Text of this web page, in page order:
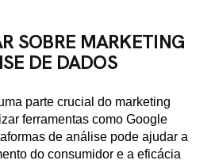
SOBRE MARKETING
DE DADOS
parte crucial do marketing
ferramentas como Google
de análise pode ajudar a
do consumidor e a eficácia